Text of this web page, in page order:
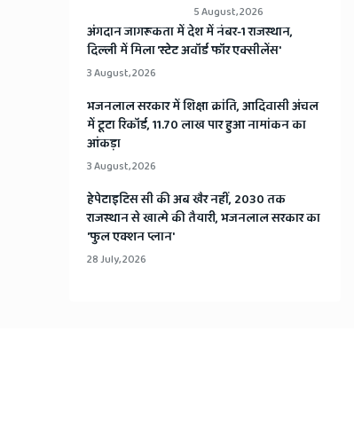
5 August, 2026
अंगदान जागरूकता में देश में नंबर-1 राजस्थान,
दिल्ली में मिला 'स्टेट अवॉर्ड फॉर एक्सीलेंस'
3 August, 2026
भजनलाल सरकार में शिक्षा क्रांति, आदिवासी अंचल
में टूटा रिकॉर्ड, 11.70 लाख पार हुआ नामांकन का
आंकड़ा
3 August, 2026
हेपेटाइटिस सी की अब खैर नहीं, 2030 तक
राजस्थान से खात्मे की तैयारी, भजनलाल सरकार का
'फुल एक्शन प्लान'
28 July, 2026